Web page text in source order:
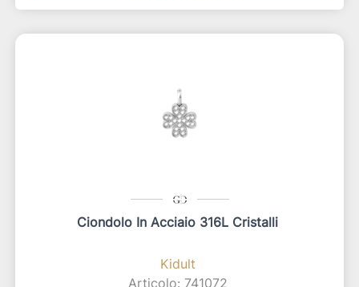
Ciondolo In Acciaio 316L Cristalli
Kidult
Articolo: 741072